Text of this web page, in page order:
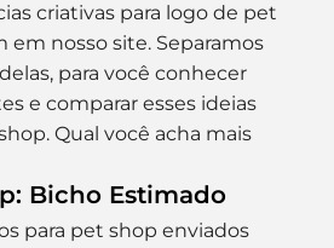
criativas para logo de pet
em nosso site. Separamos
para você conhecer
e comparar esses ideias
Qual você acha mais
Bicho Estimado
para pet shop enviados